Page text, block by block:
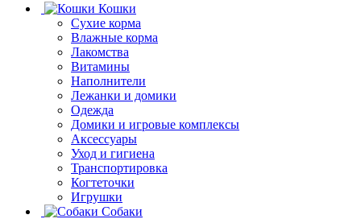
Кошки
Сухие корма
Влажные корма
Лакомства
Витамины
Наполнители
Лежанки и домики
Одежда
Домики и игровые комплексы
Аксессуары
Уход и гигиена
Транспортировка
Когтеточки
Игрушки
Собаки